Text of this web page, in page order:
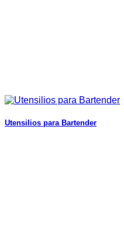
Utensilios para Bartender